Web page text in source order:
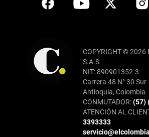
COPYRIGHT © 2026
S.A.S
NIT: 890901352-3
Carrera 48 N° 30 Sur
Antioquia, Colombia.
CONMUTADOR:(57)
ATENCIÓN AL
3393333